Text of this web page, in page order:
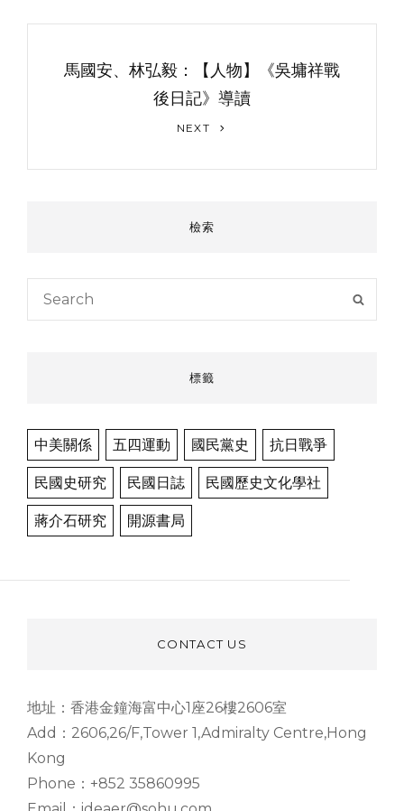
馬國安、林弘毅：【人物】《吳墉祥戰
後日記》導讀
NEXT
檢索
Search
標籤
中美關係 五四運動 國民黨史 抗日戰爭
民國史研究 民國日誌 民國歷史文化學社
蔣介石研究 開源書局
CONTACT US
地址：香港金鐘海富中心1座26樓2606室
Add：2606,26/F,Tower 1,Admiralty Centre,Hong
Kong
Phone：+852 35860995